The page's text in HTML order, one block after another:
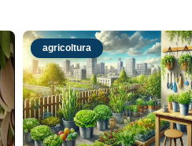
agricoltura